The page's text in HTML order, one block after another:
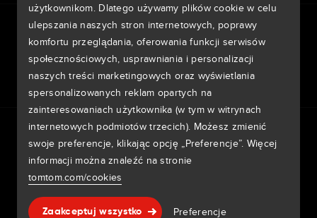
Pomoc & wsparcie
TomTom Traffic Index
TomTom Portal klienta
TomTom Move PortalTomTom Suppliers
België | Nederlands
Belgique | Français
Česká Republika | Česky
Informativa sulla privacyLegal information
Wykorzystanie Twoich danychCookie
Zgłoś luki w zabezpieczeniachZgłoś zmianę na mapie
Impressum
Copyright © 2026 TomTom International BV. All rights
użytkownikom. Dlatego używamy plików cookie w celu
ulepszania naszych stron internetowych, poprawy
komfortu przeglądania, oferowania funkcji serwisów
społecznościowych, usprawniania i personalizacji
naszych treści marketingowych oraz wyświetlania
spersonalizowanych reklam opartych na
zainteresowaniach użytkownika (w tym w witrynach
internetowych podmiotów trzecich). Możesz zmienić
swoje preferencje, klikając opcję „Preferencje”. Więcej
informacji można znaleźć na stronie
tomtom.com/cookies
Zaakceptuj wszystko Preferencje